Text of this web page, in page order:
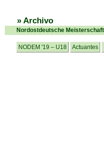
» Archivo
Nordostdeutsche
NODEM '19 – U18 Actuantes